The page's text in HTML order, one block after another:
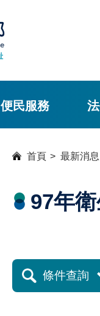
便民服務
首頁 最新消息
97年
條件查詢